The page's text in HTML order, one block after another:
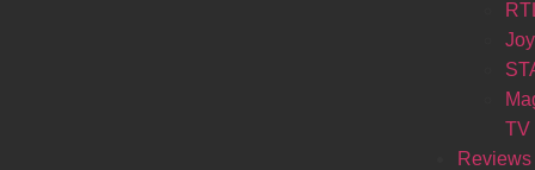
TV
Reviews